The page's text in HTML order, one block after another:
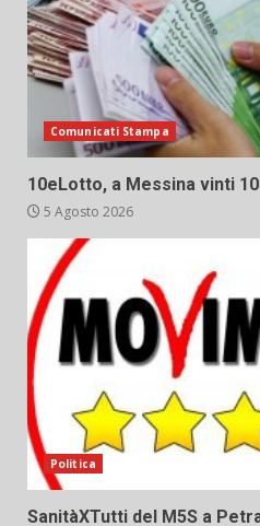
Comunicati Stampa
10eLotto, a Messina vinti
5 Agosto 2026
Politica
SanitàXTutti del M5S a